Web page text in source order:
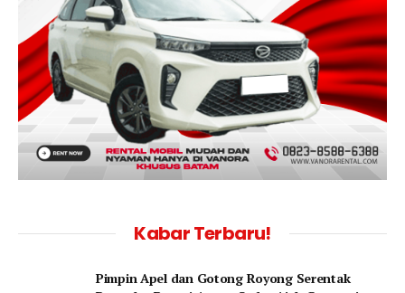
Kabar Terbaru!
Pimpin Apel dan Gotong Royong Serentak